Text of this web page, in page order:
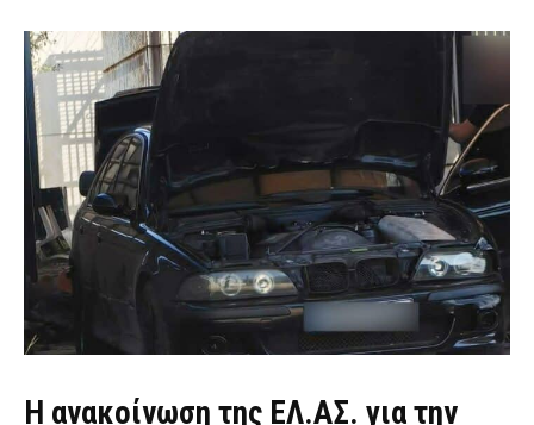
Η ανακοίνωση της ΕΛ.ΑΣ. για την